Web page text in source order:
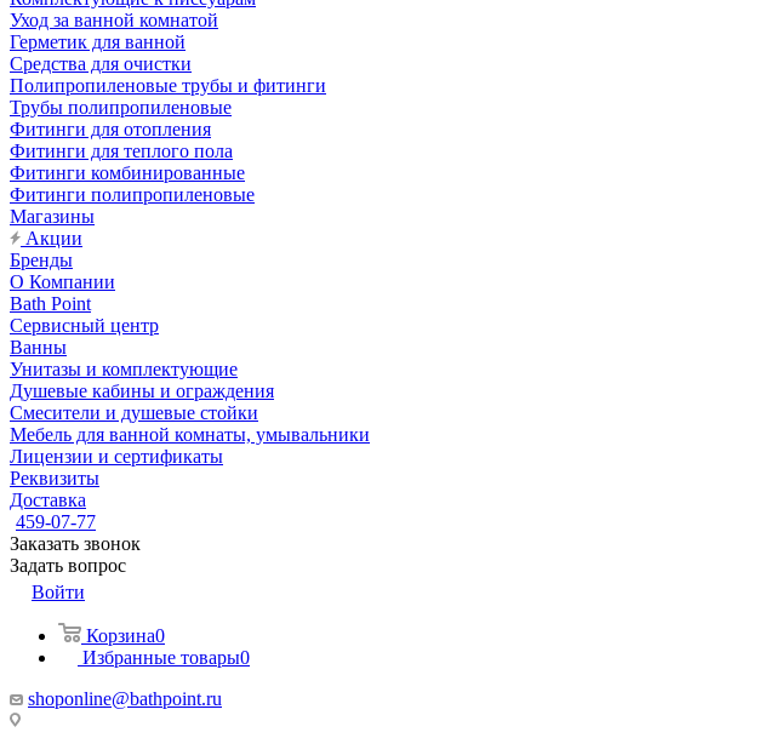
Уход за ванной комнатой
Герметик для ванной
Средства для очистки
Полипропиленовые трубы и фитинги
Трубы полипропиленовые
Фитинги для отопления
Фитинги для теплого пола
Фитинги комбинированные
Фитинги полипропиленовые
Магазины
Акции
Бренды
О Компании
Bath Point
Сервисный центр
Ванны
Унитазы и комплектующие
Душевые кабины и ограждения
Смесители и душевые стойки
Мебель для ванной комнаты, умывальники
Лицензии и сертификаты
Реквизиты
Доставка
459-07-77
Заказать звонок
Задать вопрос
Войти
Корзина0
Избранные товары0
shoponline@bathpoint.ru